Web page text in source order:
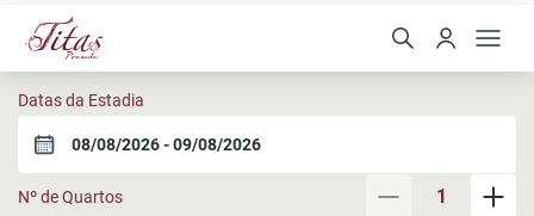
Pousada Titas
Datas da Estadia
Nº de Quartos 1